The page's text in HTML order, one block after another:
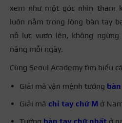
Không phải ai cũng sở hữu
thành hình chữ xuyên rõ
xuyên thường mang cá tính
thay đổi này phụ thuộc vào
thái tâm lý, tình trạng sức
hỏi, tu tâm của mỗi cá nhân
đời.
xem như một góc nhìn tham
luôn nằm trong lòng bàn tay
nỗ lực vươn lên, không
năng mỗi ngày.
Cùng Seoul Academy tìm hiểu
Giải mã vận mệnh tướng
Giải mã chỉ tay chữ M ở
Tướng bàn tay chữ nhất ở